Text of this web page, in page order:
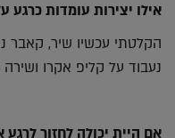
אילו יצירות עומדות כרגע
הקלטתי עכשיו שיר, קאבר
נעבוד על קליפ אקרו ושירה
אם היית יכולה לחזור